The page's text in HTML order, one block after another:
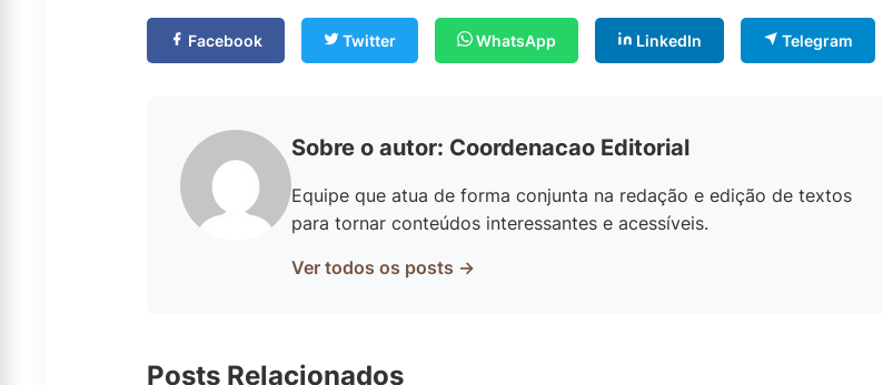
Facebook Twitter WhatsApp LinkedIn Telegram
Sobre o autor: Coordenacao Editorial
Equipe que atua de forma conjunta na redação e edição de textos
para tornar conteúdos interessantes e acessíveis.
Ver todos os posts →
Posts Relacionados